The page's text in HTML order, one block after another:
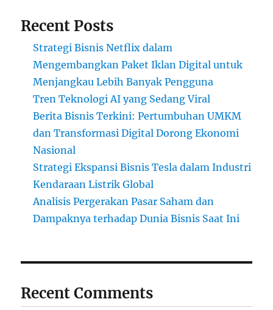
Recent Posts
Strategi Bisnis Netflix dalam
Mengembangkan Paket Iklan Digital untuk
Menjangkau Lebih Banyak Pengguna
Tren Teknologi AI yang Sedang Viral
Berita Bisnis Terkini: Pertumbuhan UMKM
dan Transformasi Digital Dorong Ekonomi
Nasional
Strategi Ekspansi Bisnis Tesla dalam Industri
Kendaraan Listrik Global
Analisis Pergerakan Pasar Saham dan
Dampaknya terhadap Dunia Bisnis Saat Ini
Recent Comments